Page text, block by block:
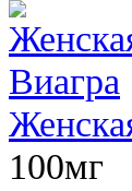
100мг